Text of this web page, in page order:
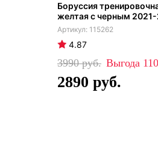
Боруссия
желтая с черным
115262
4.87
3990
2890